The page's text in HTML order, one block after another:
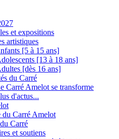
et expositions
artistiques
[5 à 15 ans]
[13 à 18 ans]
[dès 16 ans]
du Carré
Carré Amelot se transforme
d'actus...
du Carré Amelot
Carré
et soutiens